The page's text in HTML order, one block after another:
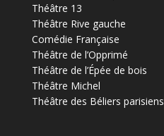
Théâtre 13
Théâtre Rive gauche
Comédie Française
Théâtre de l’Opprimé
Théâtre de l’Épée de bois
Théâtre Michel
Théâtre des Béliers parisiens